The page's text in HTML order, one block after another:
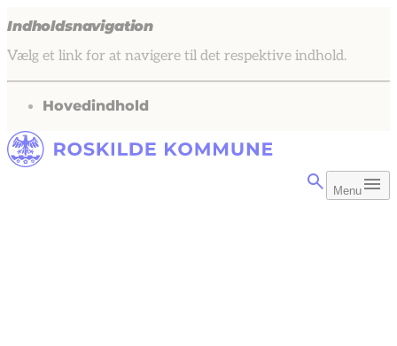
Indholdsnavigation
Vælg et link for at navigere til det respektive indhold.
gå til
Hovedindhold
Menu